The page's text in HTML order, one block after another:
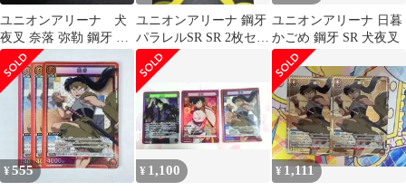
ユニオンアリーナ 犬
夜叉 奈落 弥勒 鋼牙 SR
まとめ売り おまけ付
ユニオンアリーナ 鋼牙
パラレルSR SR 2枚セッ
ト
ユニオンアリーナ 日暮
かごめ 鋼牙 SR 犬夜叉
¥555 ¥ 1,100 ¥ 1,111